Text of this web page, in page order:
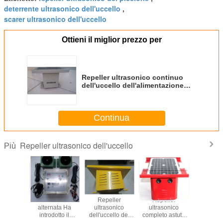
deterrente ultrasonico dell'uccello ,
scarer ultrasonico dell'uccello
Ottieni il miglior prezzo per
Repeller ultrasonico continuo
dell'uccello dell'alimentazione
ultrasonico dell'uccello di bassa
tensione
Continua
Più Repeller ultrasonico dell'uccello
La corrente
alternata Ha
introdotto il
Repeller
ultrasonico
dell'uccello del
Repeller
ultrasonico
completo astuto